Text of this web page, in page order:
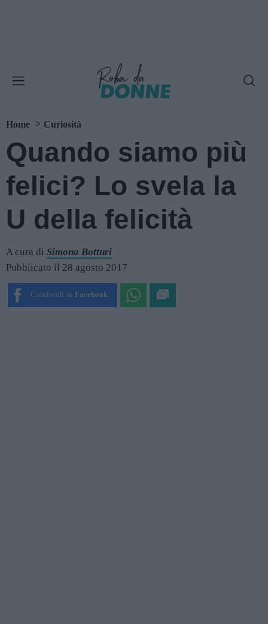
Home Curiosità
Quando siamo più
felici? Lo svela la
U della felicità
A cura di Simona Botturi
Pubblicato il 28 agosto 2017
Condividi su Facebook